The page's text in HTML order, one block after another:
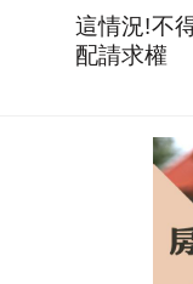
這情況!不
配請求權